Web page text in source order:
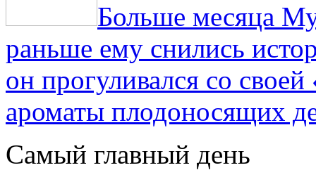
Больше месяца
раньше ему снились
он прогуливался со
ароматы плодоносящих
Самый главный день